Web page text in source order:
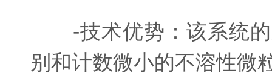
-技术优势：该系统的
别和计数微小的不溶性微